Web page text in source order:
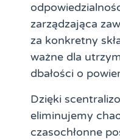
zarządzająca
za konkretny
ważne dla
dbałości o
Dzięki
eliminujemy
czasochłonne